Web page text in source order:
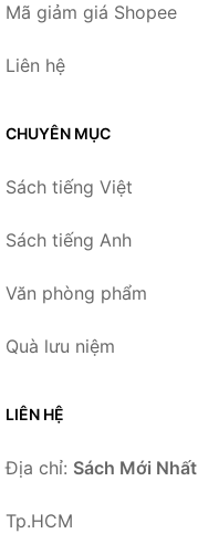
Mã giảm giá Shopee
Liên hệ
CHUYÊN MỤC
Sách tiếng Việt
Sách tiếng Anh
Văn phòng phẩm
Quà lưu niệm
LIÊN HỆ
Địa chỉ: Sách Mới Nhất
Tp.HCM